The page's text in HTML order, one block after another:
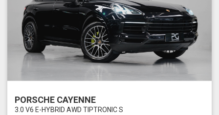
PORSCHE CAYENNE
3.0 V6 E-HYBRID AWD TIPTRONIC S